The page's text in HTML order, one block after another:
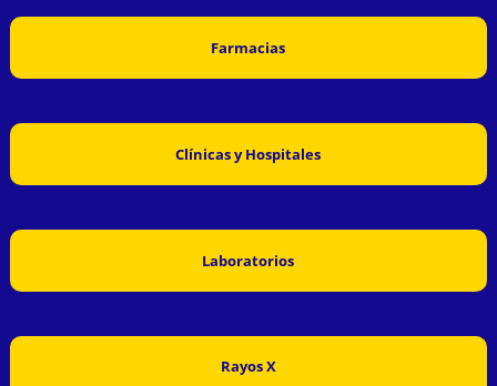
Farmacias
Clínicas y Hospitales
Laboratorios
Rayos X